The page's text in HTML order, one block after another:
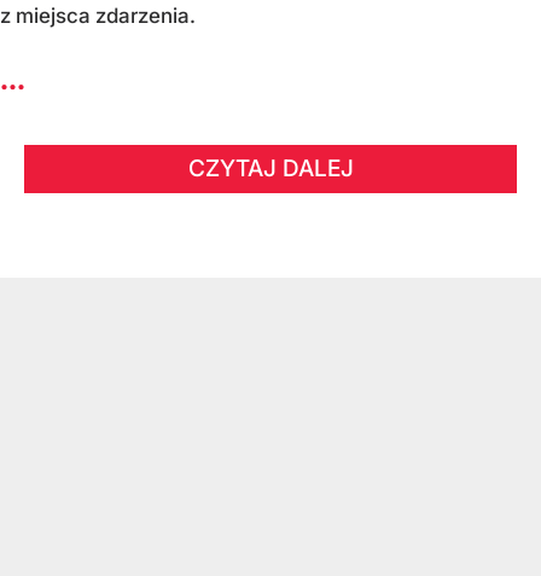
z miejsca zdarzenia.
...
CZYTAJ DALEJ